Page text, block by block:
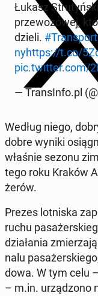
Łukasz
prze­wo­zo­wej,
dzie­li.
nyhttps://t.co/
pic.twitter.com/
— Trans­In­fo.pl
Według niego,
dobre wyniki
właśnie sezonu
tego roku Kraków
że­rów.
Prezes lot­ni­ska
ruchu
dzia­ła­nia
na­lu
do­wa. W tym celu
– m.in. urzą­dzo­no